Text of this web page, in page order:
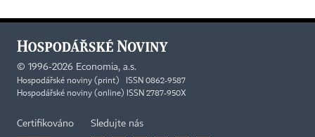
© 1996-2026 Economia, a.s.
Hospodářské noviny (print) ISSN 0862-9587
Hospodářské noviny (online) ISSN 2787-950X
Certifikováno Sledujte nás